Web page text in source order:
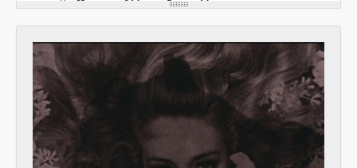
[Subseries] Musica Picta – Minuty strachu
[Subseries] Musica Picta – Čas smutku
[Subseries] Velká dětská symfonie
[Subseries] Musica Picta – Čas tance
[Subseries] Musica Picta – Čas radování
[Subseries] Musica Picta – Čas veselosti
[Subseries] Jednou ráno
[Subseries] Magnety
[Subseries] Wet Video